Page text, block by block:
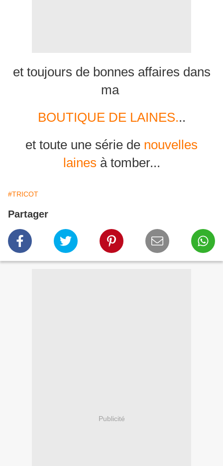
et toujours de bonnes affaires dans
ma
BOUTIQUE DE LAINES...
et toute une série de nouvelles
laines à tomber...
#TRICOT
Partager
Publicité